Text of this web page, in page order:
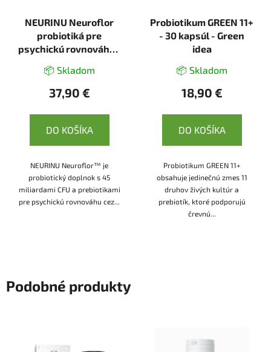
NEURINU Neuroflor
probiotiká pre
psychickú rovnováhu -
📦 Skladom
37,90 €
DO KOŠÍKA
NEURINU Neuroflor™ je
probiotický doplnok s 45
miliardami CFU a prebiotikami
pre psychickú rovnováhu cez...
Probiotikum GREEN 11+
- 30 kapsúl - Green
idea
📦 Skladom
18,90 €
DO KOŠÍKA
Probiotikum GREEN 11+
obsahuje jedinečnú zmes 11
druhov živých kultúr a
prebiotík, ktoré podporujú
črevnú...
Podobné produkty